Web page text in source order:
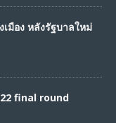
มือง หลังรัฐบาลใหม่
final round